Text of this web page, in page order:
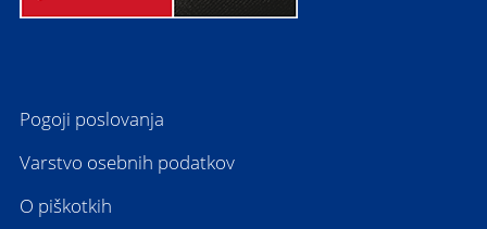
Pogoji poslovanja
Varstvo osebnih podatkov
O piškotkih